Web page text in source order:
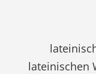
lateinischen